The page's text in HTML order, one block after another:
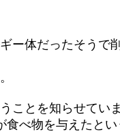
ー体だったそうで
ことを知らせてい
べ物を与えたとい